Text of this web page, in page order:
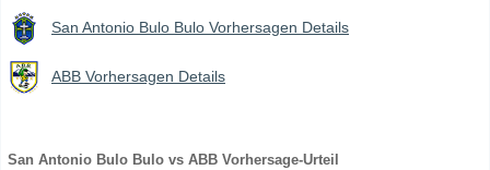
San Antonio Bulo Bulo Vorhersagen Details
ABB Vorhersagen Details
San Antonio Bulo Bulo vs ABB Vorhersage-Urteil